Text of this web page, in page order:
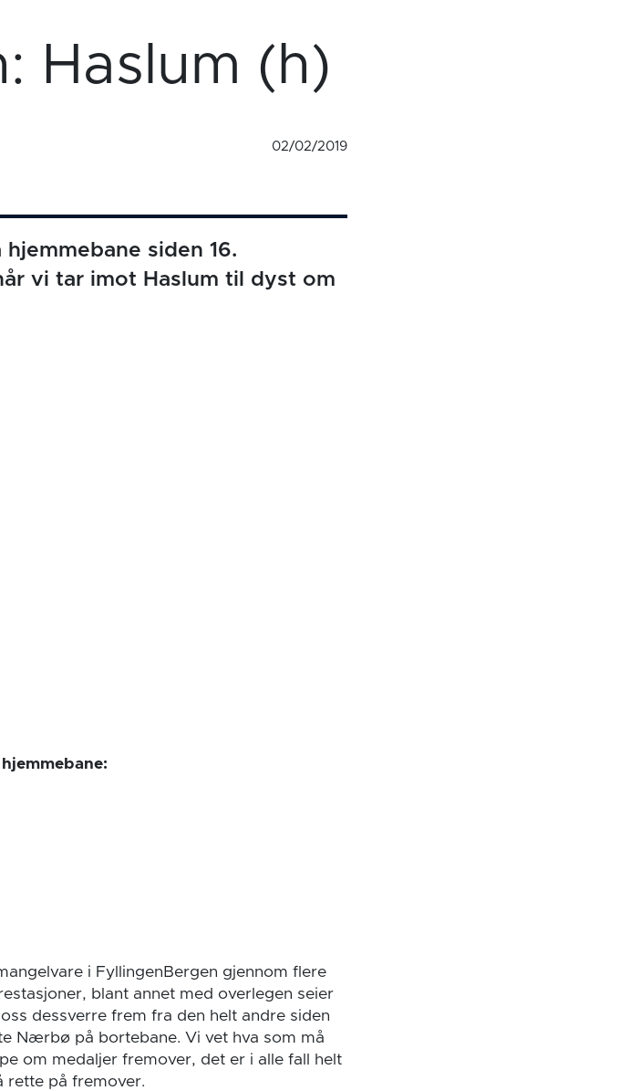
Haslum (h)
02/02/2019
siden 16.
vi tar imot Haslum til dyst om
i FyllingenBergen gjennom flere
blant annet med overlegen seier
dessverre frem fra den helt andre siden
Nærbø på bortebane. Vi vet hva som må
om medaljer fremover, det er i alle fall helt
rette på fremover.